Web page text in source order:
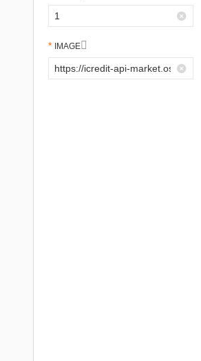
IMAGE